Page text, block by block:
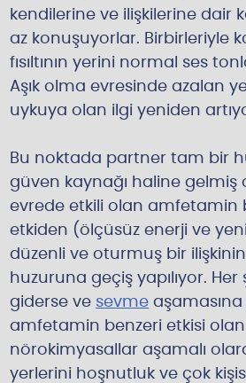
kendilerine ve ilişkilerine dair
az konuşuyorlar. Birbirleriyle
fısıltının yerini normal ses
Aşık olma evresinde azalan
uykuya olan ilgi yeniden
Bu noktada partner tam bir
güven kaynağı haline gelmiş
evrede etkili olan amfetamin
etkiden (ölçüsüz enerji ve
düzenli ve oturmuş bir
huzuruna geçiş yapılıyor.
giderse ve sevme
amfetamin benzeri etkisi olan
nörokimyasallar aşamalı
yerlerini hoşnutluk ve çok